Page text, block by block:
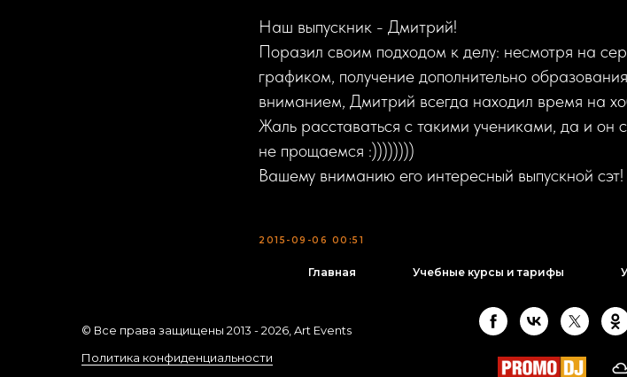
Наш выпускник - Дмитрий!
Поразил своим подходом к делу: несмотря на
графиком, получение дополнительно
вниманием, Дмитрий всегда находил время на
Жаль расставаться с такими учениками, да и он
не прощаемся :))))))))
Вашему вниманию его интересный выпускной сэт!
2015-09-06 00:51
Главная Учебные курсы и тарифы
© Все права защищены 2013 -2026 , Art Events
Политика конфиденциальности